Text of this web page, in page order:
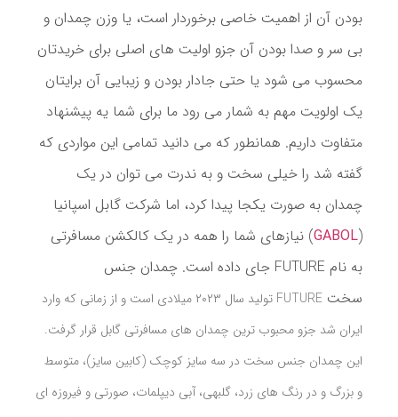
بودن آن از اهمیت خاصی برخوردار است، یا وزن چمدان و
بی سر و صدا بودن آن جزو اولیت های اصلی برای خریدتان
محسوب می شود یا حتی جادار بودن و زیبایی آن برایتان
یک اولویت مهم به شمار می رود ما برای شما یه پیشنهاد
متفاوت داریم. همانطور که می دانید تمامی این مواردی که
گفته شد را خیلی سخت و به ندرت می توان در یک
چمدان به صورت یکجا پیدا کرد، اما شرکت گابل اسپانیا
(
GABOL) نیازهای شما را همه در یک کالکشن مسافرتی
به نام FUTURE جای داده است. چمدان جنس
سخت
FUTURE تولید سال ۲۰۲۳ میلادی است و از زمانی که وارد
ایران شد جزو محبوب ترین چمدان های مسافرتی گابل قرار گرفت.
این چمدان جنس سخت در سه سایز کوچک (کابین سایز)، متوسط
و بزرگ و در رنگ های زرد، گلبهی، آبی دیپلمات، صورتی و فیروزه ای